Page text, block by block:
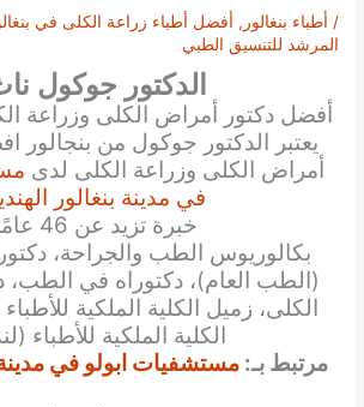
/ أطباء بنغالور , أفضل أطباء زراعة الكلى في بنغالور
المرشد للتنسيق الطبي
الدكتور جوكول
أفضل دكتور أمراض الكلى وزراعة
يعتبر الدكتور جوكول من
أمراض الكلى وزراعة الكلى لدى
في مدينة بنغالور
خبرة تزيد عن 46 عامًا
بكالوريوس الطب والجراحة،
(الطب العام)، دكتوراه في
الكلية الملكية للأطباء
مرتبط بـ: مستشفيات ابولو في مدينة